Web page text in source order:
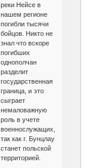
реки Нейсе в
нашем регионе
погибли тысячи
бойцов. Никто не
знал что вскоре
погибших
однополчан
разделит
государственная
граница, и это
сыграет
немаловажную
роль в учете
военнослужащих,
так как г. Бунцлау
станет польской
территорией.